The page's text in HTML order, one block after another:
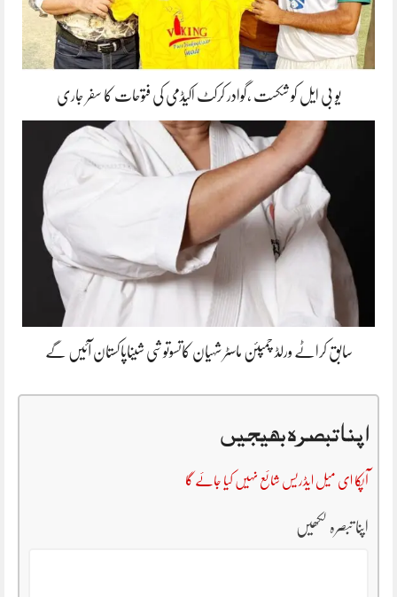
یو بی ایل کو شکست ،گوادر کرکٹ اکیڈمی کی فتوحات کا سفر جاری
سابق کراٹے ورلڈ چمپئن ماسٹر شہیان کاتسوتوشی شیناپاکستان آئیں گے
اپنا تبصرہ بھیجیں
آپکا ای میل ایڈریس شائع نہیں کیا جائے گا
اپنا تبصرہ لکھیں